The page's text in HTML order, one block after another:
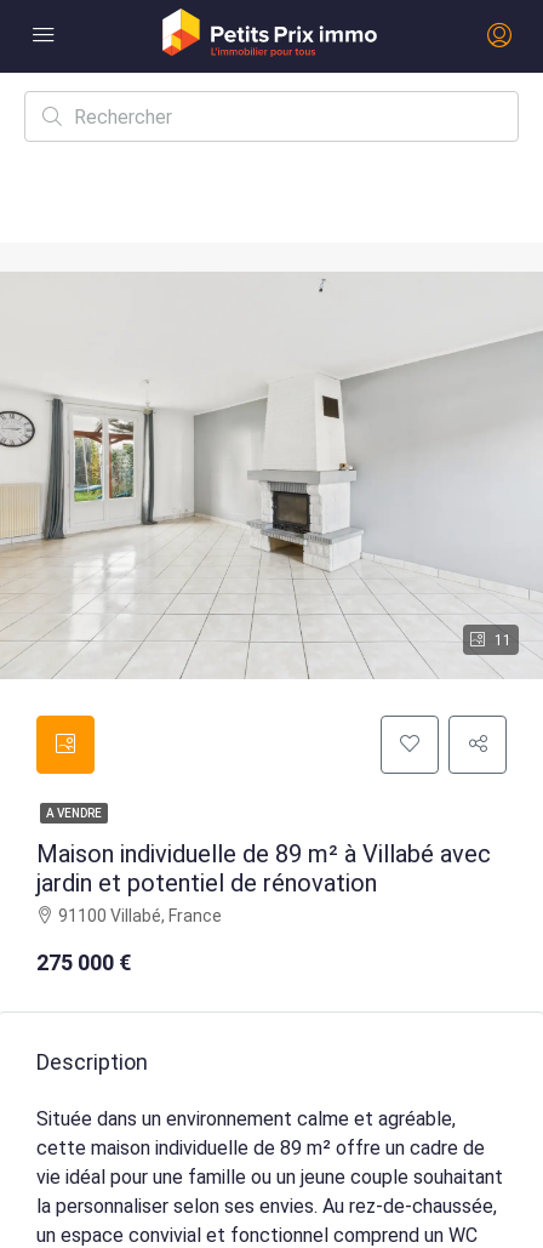
11
A VENDRE
Maison individuelle de 89 m² à Villabé avec
jardin et potentiel de rénovation
91100 Villabé, France
275 000 €
Description
Située dans un environnement calme et agréable,
cette maison individuelle de 89 m² offre un cadre de
vie idéal pour une famille ou un jeune couple souhaitant
la personnaliser selon ses envies. Au rez-de-chaussée,
un espace convivial et fonctionnel comprend un WC